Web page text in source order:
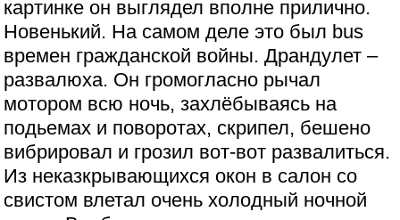
картинке он выглядел вполне прилично.
Новенький. На самом деле это был bus
времен гражданской войны. Драндулет –
развалюха. Он громогласно рычал
мотором всю ночь, захлёбываясь на
подьемах и поворотах, скрипел, бешено
вибрировал и грозил вот-вот развалиться.
Из неказкрывающихся окон в салон со
свистом влетал очень холодный ночной